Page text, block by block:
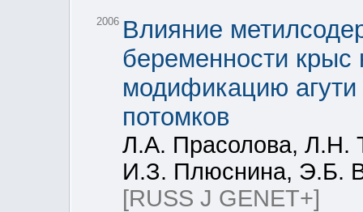
2006 Влияние
беременности
модификацию агути
потомков
Л.А. Прасолова, Л.Н.
И.З. Плюснина, Э.Б.
[RUSS J GENET+]